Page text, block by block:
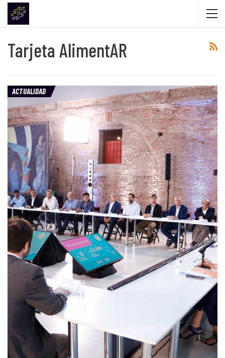
Tarjeta AlimentAR
ACTUALIDAD